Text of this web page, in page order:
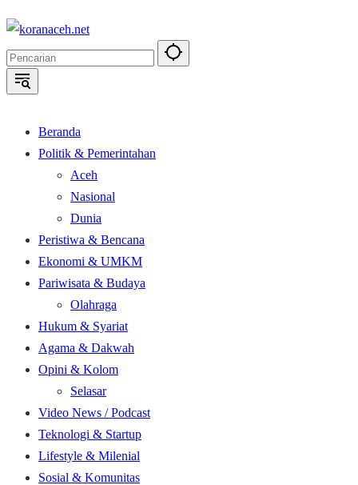
Langsung
konten
Beranda
Politik & Pemerintahan
Aceh
Nasional
Dunia
Peristiwa & Bencana
Ekonomi & UMKM
Pariwisata & Budaya
Olahraga
Hukum & Syariat
Agama & Dakwah
Opini & Kolom
Selasar
Video News / Podcast
Teknologi & Startup
Lifestyle & Milenial
Sosial & Komunitas